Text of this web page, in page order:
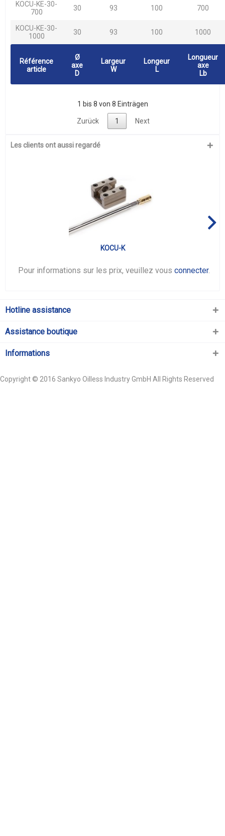
KOCU-KE-30-
700
30 93 100 700
KOCU-KE-30-
1000
30 93 100 1000
Référence
article
Ø
axe
D
Largeur
W
Longeur
L
Longueur
axe
Lb
1 bis 8 von 8 Einträgen
Zurück 1 Next
Les clients ont aussi regardé
KOCU-K
Pour informations sur les prix, veuillez vous connecter.
Hotline assistance
Assistance boutique
Informations
Copyright © 2016 Sankyo Oilless Industry GmbH All Rights Reserved